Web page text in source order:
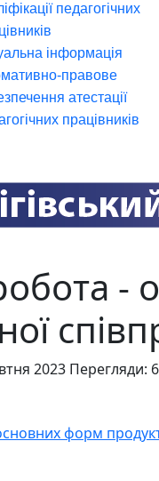
педагогічних
інформація
правове
атестації
працівників
-
2023 Перегляди:
форм
Всесвітній день Землі!
Проєктна робота під